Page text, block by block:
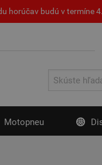
horúčav budú v termíne
Motopneu